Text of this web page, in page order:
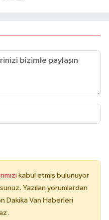
kabul etmiş bulunuyor
Yazılan yorumlardan
Dakika Van Haberleri